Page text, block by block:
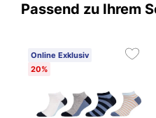
Passend zu Ihrem
Online Exklusiv
20%